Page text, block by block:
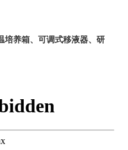
培养箱、可调式移液器、研